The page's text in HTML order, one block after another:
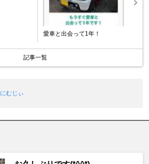
愛車と出会って1年！
記事一覧
にむじぃ